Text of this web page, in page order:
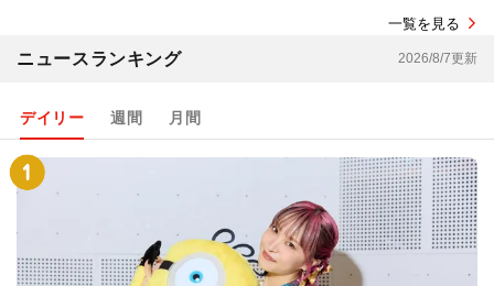
一覧を見る
ニュースランキング 2026/8/7更新
デイリー 週間 月間